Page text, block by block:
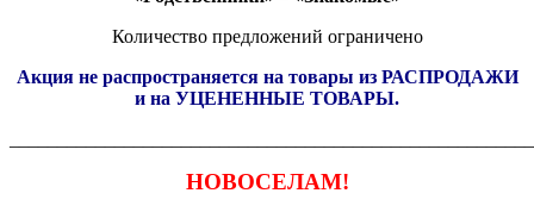
Количество предложений ограничено
Акция не распространяется на товары из РАСПРОДАЖИ
и на УЦЕНЕННЫЕ ТОВАРЫ.
НОВОСЕЛАМ!